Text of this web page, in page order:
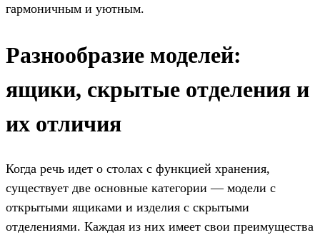
гармоничным и уютным.
Разнообразие моделей:
ящики, скрытые отделения и
их отличия
Когда речь идет о столах с функцией хранения,
существует две основные категории — модели с
открытыми ящиками и изделия с скрытыми
отделениями. Каждая из них имеет свои преимущества